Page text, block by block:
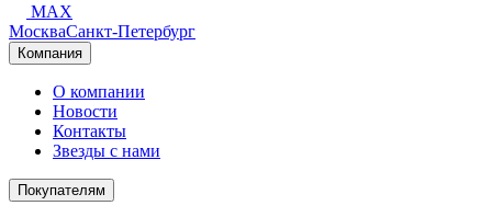
MAX
МоскваСанкт-Петербург
Компания
О компании
Новости
Контакты
Звезды с нами
Покупателям